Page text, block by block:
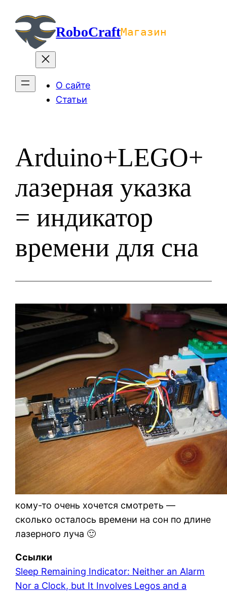
содержимомуRoboCraftМагазин
О сайте
Статьи
Arduino+LEGO+
лазерная указка
= индикатор
времени для сна
кому-то очень хочется смотреть —
сколько осталось времени на сон по длине
лазерного луча 🙂
Ссылки
Sleep Remaining Indicator: Neither an Alarm
Nor a Clock, but It Involves Legos and a